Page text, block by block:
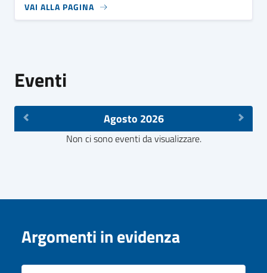
VAI ALLA PAGINA
Eventi
Agosto 2026
Non ci sono eventi da visualizzare.
Argomenti in evidenza